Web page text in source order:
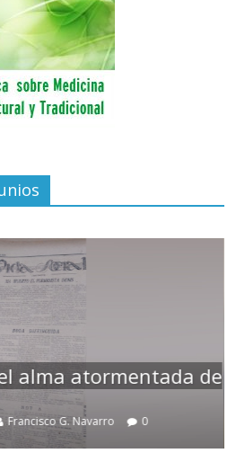
alma atormentada de
Francisco G. Navarro 0